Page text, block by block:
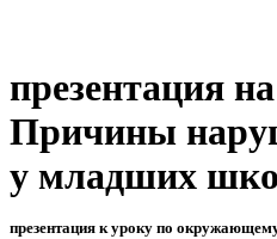
презентация
Причины
у младших
презентация к уроку по